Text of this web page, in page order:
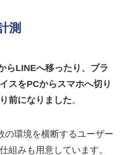
測
らLINEへ移ったり、ブラ
スをPCからスマホへ切り
前になりました。
の環境を横断するユーザー
組みも用意しています。